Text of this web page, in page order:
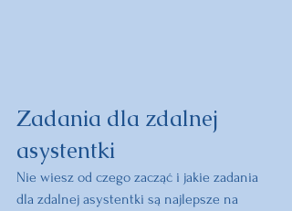
Zadania dla zdalnej
asystentki
Nie wiesz od czego zacząć i jakie zadania
dla zdalnej asystentki są najlepsze na